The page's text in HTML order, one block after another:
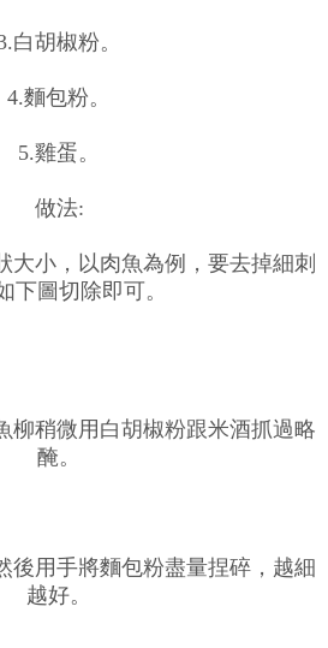
白胡椒粉。
4.麵包粉。
5.雞蛋。
做法:
大小，以肉魚為例，要去掉細刺
下圖切除即可。
柳稍微用白胡椒粉跟米酒抓過略
醃。
後用手將麵包粉盡量捏碎，越細
越好。